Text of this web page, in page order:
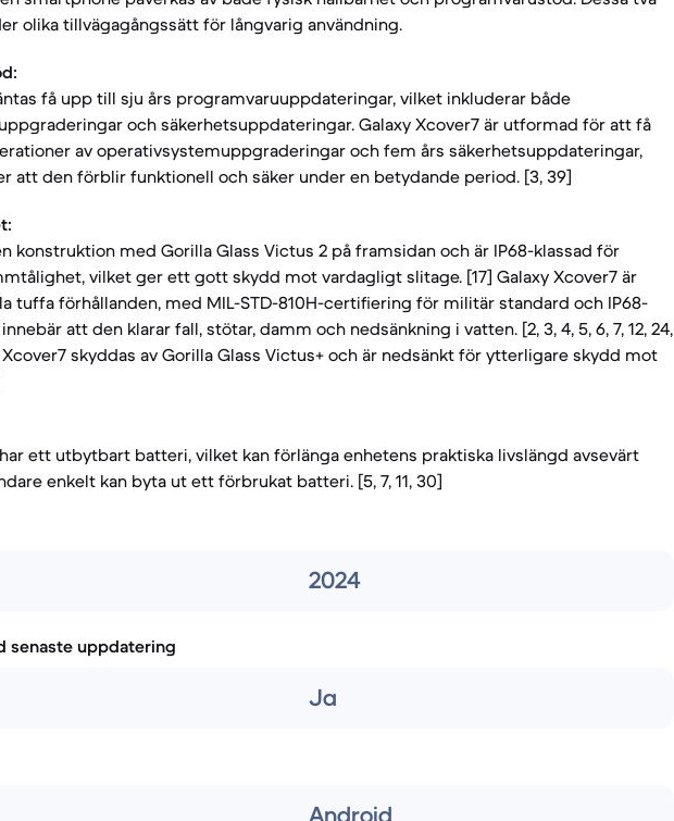
olika tillvägagångssätt för långvarig användning.
få upp till sju års programvaruuppdateringar, vilket inkluderar både
och säkerhetsuppdateringar. Galaxy Xcover7 är utformad för att få
av operativsystemuppgraderingar och fem års säkerhetsuppdateringar,
att den förblir funktionell och säker under en betydande period. [3, 39]
konstruktion med Gorilla Glass Victus 2 på framsidan och är IP68-klassad för
vilket ger ett gott skydd mot vardagligt slitage. [17] Galaxy Xcover7 är
tuffa förhållanden, med MIL-STD-810H-certifiering för militär standard och IP68-
att den klarar fall, stötar, damm och nedsänkning i vatten. [2, 3, 4, 5, 6, 7, 12, 24,
skyddas av Gorilla Glass Victus+ och är nedsänkt för ytterligare skydd mot
ett utbytbart batteri, vilket kan förlänga enhetens praktiska livslängd avsevärt
enkelt kan byta ut ett förbrukat batteri. [5, 7, 11, 30]
2024
senaste uppdatering
Ja
Android